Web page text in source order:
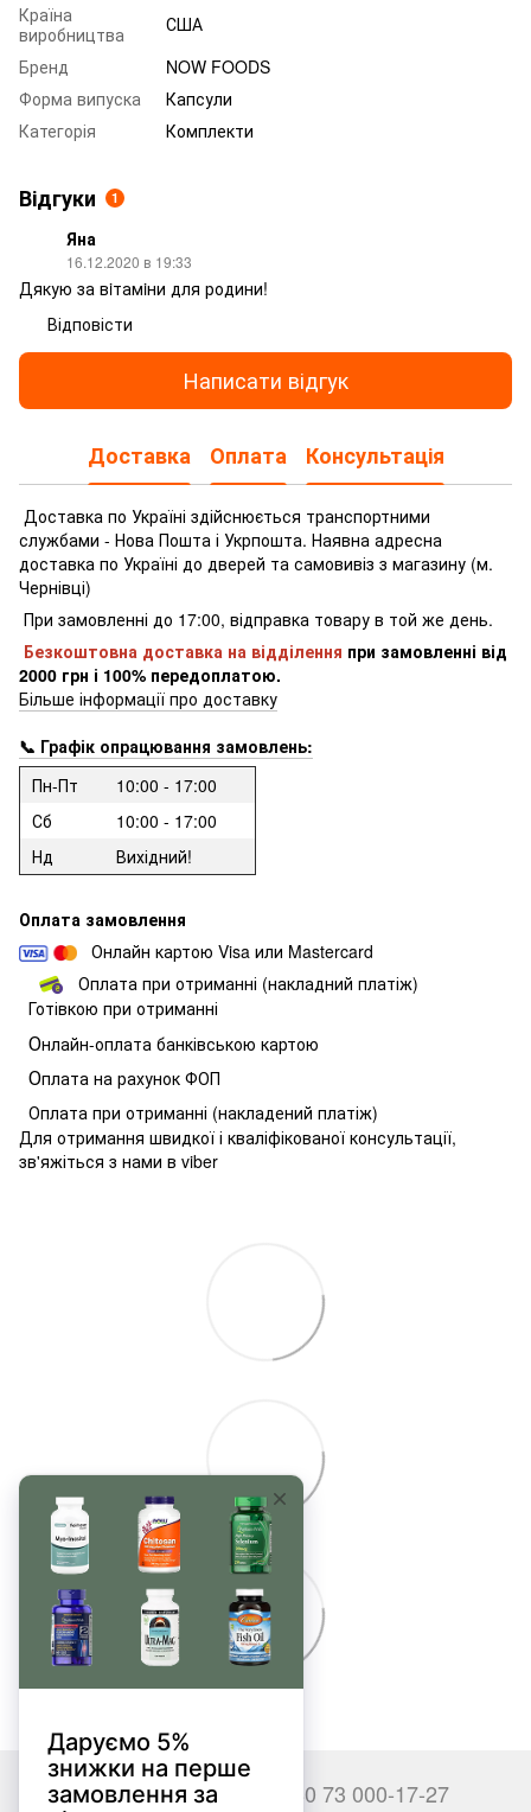
Країна
виробництва
США
Бренд
NOW FOODS
Форма випуска
Капсули
Категорія
Комплекти
Відгуки 1
Яна
16.12.2020 в 19:33
Дякую за вiтамiни для родини!
Відповісти
Написати відгук
Доставка Оплата Консультація
Доставка по Україні здійснюється транспортними
службами - Нова Пошта і Укрпошта. Наявна адресна
доставка по Україні до дверей та самовивіз з магазину (м.
Чернівці)
При замовленні до 17:00, відправка товару в той же день.
Безкоштовна доставка на відділення при замовленні від
2000 грн і 100% передоплатою.
Більше інформації про доставку
📞 Графік опрацювання замовлень:
Пн-Пт
10:00 - 17:00
Сб
10:00 - 17:00
Нд
Вихідний!
Оплата замовлення
Онлайн картою Visa или Mastercard
Оплата при отриманні (накладний платіж)
Готівкою при отриманні
Онлайн-оплата банківською картою
Оплата на рахунок ФОП
Оплата при отриманні (накладений платіж)
Для отримання швидкої і кваліфікованої консультації,
зв'яжіться з нами в viber
+380 66 000-17-27 +380 73 000-17-27